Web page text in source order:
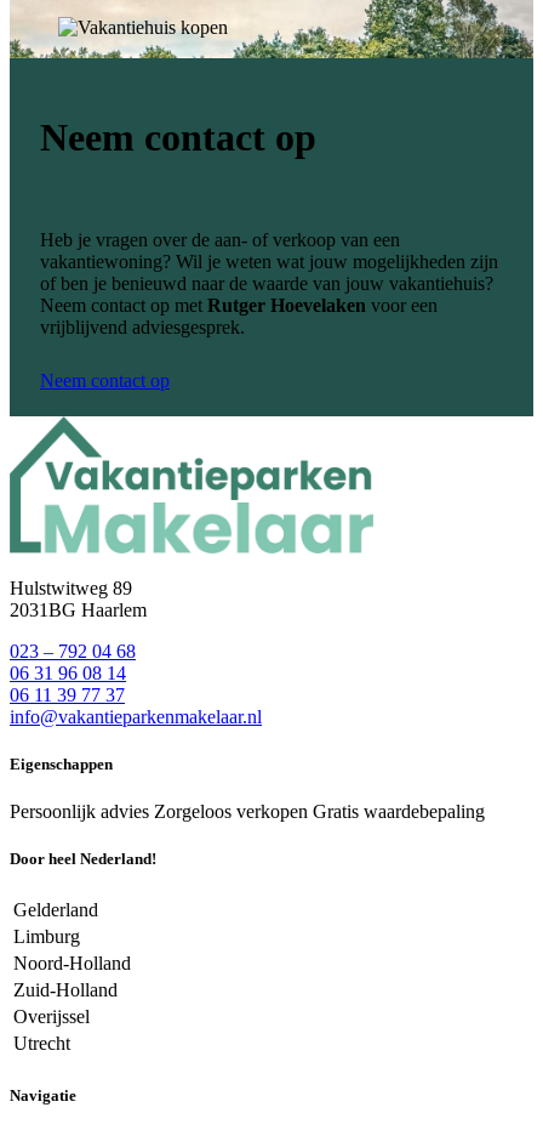
Neem contact op
Heb je vragen over de aan- of verkoop van een
vakantiewoning? Wil je weten wat jouw mogelijkheden zijn
of ben je benieuwd naar de waarde van jouw vakantiehuis?
Neem contact op met Rutger Hoevelaken voor een
vrijblijvend adviesgesprek.
Neem contact op
Hulstwitweg 89
2031BG Haarlem
023 – 792 04 68
06 31 96 08 14
06 11 39 77 37
info@vakantieparkenmakelaar.nl
Eigenschappen
Persoonlijk advies Zorgeloos verkopen Gratis waardebepaling
Door heel Nederland!
Gelderland
Limburg
Noord-Holland
Zuid-Holland
Overijssel
Utrecht
Navigatie